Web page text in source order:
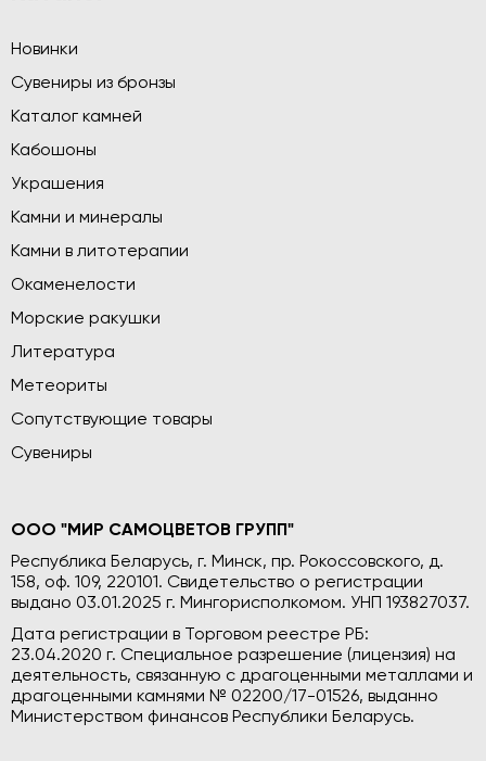
Новинки
Сувениры из бронзы
Каталог камней
Кабошоны
Украшения
Камни и минералы
Камни в литотерапии
Окаменелости
Морские ракушки
Литература
Метеориты
Сопутствующие товары
Сувениры
ООО "МИР САМОЦВЕТОВ ГРУПП"
Республика Беларусь, г. Минск, пр. Рокоссовского, д.
158, оф. 109, 220101. Свидетельство о регистрации
выдано 03.01.2025 г. Мингорисполкомом. УНП 193827037.
Дата регистрации в Торговом реестре РБ:
23.04.2020 г. Специальное разрешение (лицензия) на
деятельность, связанную с драгоценными металлами и
драгоценными камнями № 02200/17-01526, выданно
Министерством финансов Республики Беларусь.